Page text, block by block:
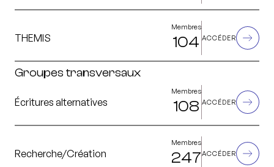
THEMIS
Membres
104 ACCÉDER
Groupes transversaux
Écritures alternatives
Membres
108 ACCÉDER
Recherche/Création
Membres
247ACCÉDER